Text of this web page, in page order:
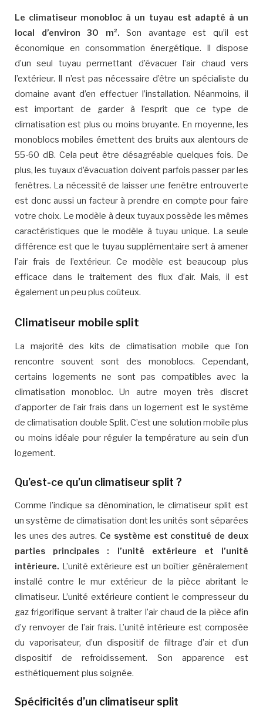
Le climatiseur monobloc à un tuyau est adapté à un
local d’environ 30 m². Son avantage est qu’il est
économique en consommation énergétique. Il dispose
d’un seul tuyau permettant d’évacuer l’air chaud vers
l’extérieur. Il n’est pas nécessaire d’être un spécialiste du
domaine avant d’en effectuer l’installation. Néanmoins, il
est important de garder à l’esprit que ce type de
climatisation est plus ou moins bruyante. En moyenne, les
monoblocs mobiles émettent des bruits aux alentours de
55-60 dB. Cela peut être désagréable quelques fois. De
plus, les tuyaux d’évacuation doivent parfois passer par les
fenêtres. La nécessité de laisser une fenêtre entrouverte
est donc aussi un facteur à prendre en compte pour faire
votre choix. Le modèle à deux tuyaux possède les mêmes
caractéristiques que le modèle à tuyau unique. La seule
différence est que le tuyau supplémentaire sert à amener
l’air frais de l’extérieur. Ce modèle est beaucoup plus
efficace dans le traitement des flux d’air. Mais, il est
également un peu plus coûteux.
Climatiseur mobile split
La majorité des kits de climatisation mobile que l’on
rencontre souvent sont des monoblocs. Cependant,
certains logements ne sont pas compatibles avec la
climatisation monobloc. Un autre moyen très discret
d’apporter de l’air frais dans un logement est le système
de climatisation double Split. C’est une solution mobile plus
ou moins idéale pour réguler la température au sein d’un
logement.
Qu’est-ce qu’un climatiseur split ?
Comme l’indique sa dénomination, le climatiseur split est
un système de climatisation dont les unités sont séparées
les unes des autres. Ce système est constitué de deux
parties principales : l’unité extérieure et l’unité
intérieure. L’unité extérieure est un boîtier généralement
installé contre le mur extérieur de la pièce abritant le
climatiseur. L’unité extérieure contient le compresseur du
gaz frigorifique servant à traiter l’air chaud de la pièce afin
d’y renvoyer de l’air frais. L’unité intérieure est composée
du vaporisateur, d’un dispositif de filtrage d’air et d’un
dispositif de refroidissement. Son apparence est
esthétiquement plus soignée.
Spécificités d’un climatiseur split